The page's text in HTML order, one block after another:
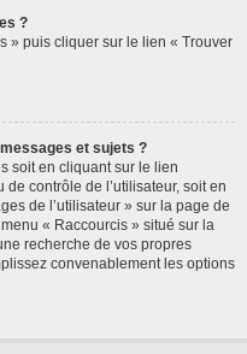
?
» puis cliquer sur le lien « Trouver
et sujets ?
soit en cliquant sur le lien
contrôle de l’utilisateur, soit en
de l’utilisateur » sur la page de
« Raccourcis » situé sur la
recherche de vos propres
convenablement les options